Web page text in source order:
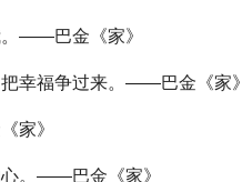
——巴金《家》
幸福争过来。——巴金《家》
家》
。——巴金《家》